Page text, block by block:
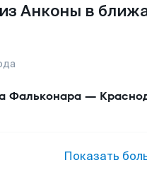
Анконы в
Фальконара —
Показать